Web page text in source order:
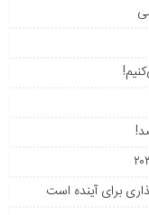
برای آینده است